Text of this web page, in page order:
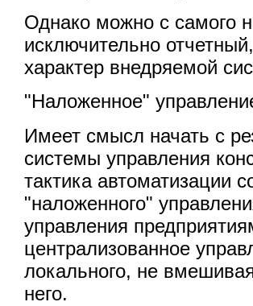
Однако можно с самого
исключительно
характер внедряемой
"Наложенное"
Имеет смысл начать с
системы управления
тактика автоматизации
"наложенного"
управления
централизованное
локального, не
него.